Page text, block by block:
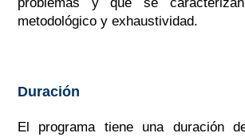
metodológico y exhaustividad.
Duración
El programa tiene una duración